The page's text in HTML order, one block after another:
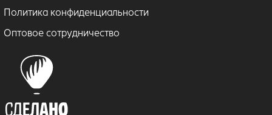
Политика конфиденциальности
Оптовое сотрудничество